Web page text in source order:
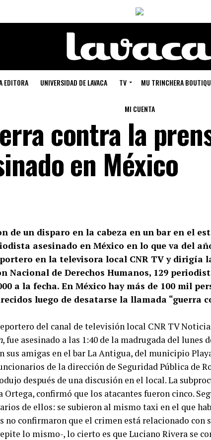
EDITORA UNIVERSIDAD DE LAVACA TV MU TRINCHERA
MI CUENTA
contra la
en México
de un disparo en la cabeza en un bar en el
asesinado en México en lo que va del
en la televisora local CNR TV y dirigía
Nacional de Derechos Humanos, 129
a la fecha. En México hay más de 100 mil
luego de desatarse la llamada “guerra
del canal de televisión local CNR TV
, fue asesinado a las 1:40 de la madrugada del lunes
sus amigas en el bar La Antigua, del municipio
de la dirección de Seguridad Pública de
después de una discusión en el local. La
confirmó que los atacantes fueron cinco.
de ellos: se subieron al mismo taxi en el que
no confirmaron que el crimen está relacionado con
lo mismo-, lo cierto es que Luciano Rivera se